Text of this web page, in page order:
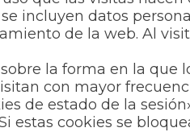
incluyen datos
de la web. Al
la forma en la
con mayor
de estado de la
estas cookies se